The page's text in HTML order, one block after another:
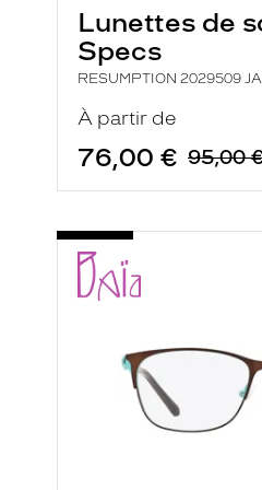
Lunettes de
Specs
RESUMPTION 2029509
À partir de
76,00 € 95,00